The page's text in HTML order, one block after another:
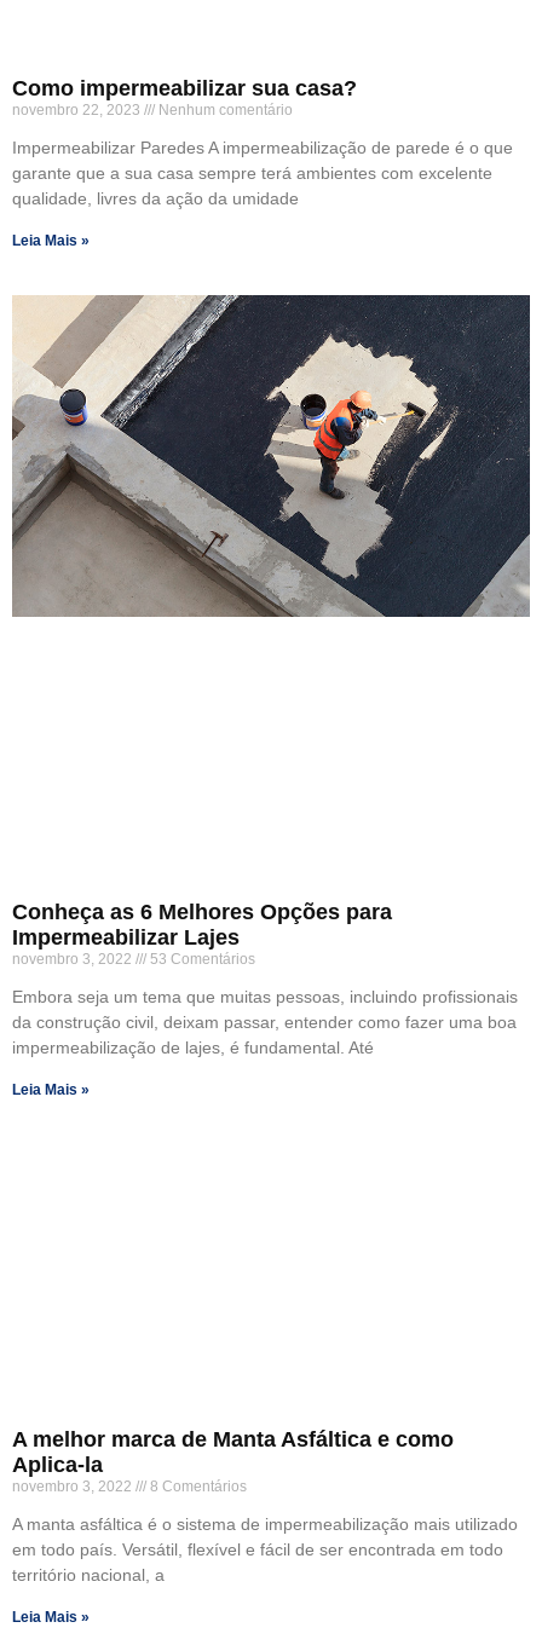
Como impermeabilizar sua casa?
novembro 22, 2023 Nenhum comentário
Impermeabilizar Paredes A impermeabilização de parede é o que
garante que a sua casa sempre terá ambientes com excelente
qualidade, livres da ação da umidade
Leia Mais »
Conheça as 6 Melhores Opções para
Impermeabilizar Lajes
novembro 3, 2022 53 Comentários
Embora seja um tema que muitas pessoas, incluindo profissionais
da construção civil, deixam passar, entender como fazer uma boa
impermeabilização de lajes, é fundamental. Até
Leia Mais »
A melhor marca de Manta Asfáltica e como
Aplica-la
novembro 3, 2022 8 Comentários
A manta asfáltica é o sistema de impermeabilização mais utilizado
em todo país. Versátil, flexível e fácil de ser encontrada em todo
território nacional, a
Leia Mais »